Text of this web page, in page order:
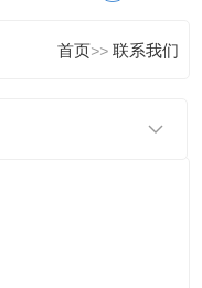
首页>> 联系我们